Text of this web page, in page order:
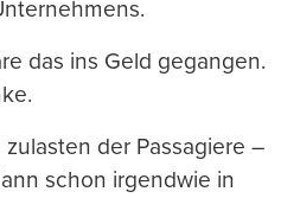
das ins Geld gegangen.
der Passagiere –
schon irgendwie in